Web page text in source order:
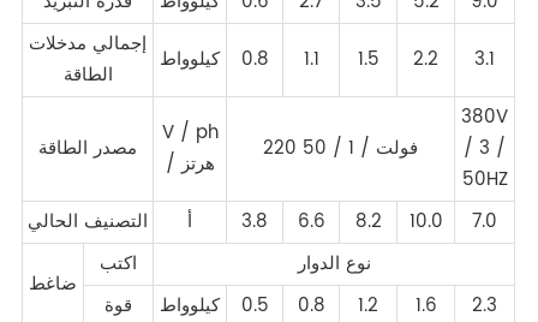
إجمالي مدخلات
الطاقة
كيلوواط 0.8 1.1 1.5 2.2 3.1
مصدر الطاقة
V / ph
/ هرتز
220 فولت / 1 / 50
380V
/ 3 /
50HZ
التصنيف الحالي
أ 3.8 6.6 8.2 10.0 7.0
ضاغط
اكتب
نوع الدوار
قوة
كيلوواط 0.5 0.8 1.2 1.6
2.3